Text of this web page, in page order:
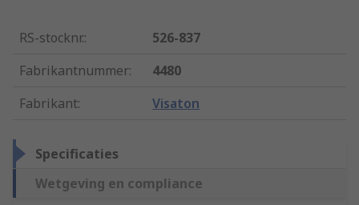
RS-stocknr.:
526-837
Fabrikantnummer:
4480
Fabrikant: Visaton
Specificaties
Wetgeving en compliance